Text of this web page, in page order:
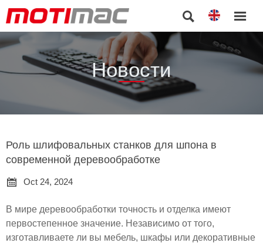
 
Новости
Роль шлифовальных станков для шпона в
современной деревообработке

Oct 24, 2024
В мире деревообработки точность и отделка имеют
первостепенное значение. Независимо от того,
изготавливаете ли вы мебель, шкафы или декоративные